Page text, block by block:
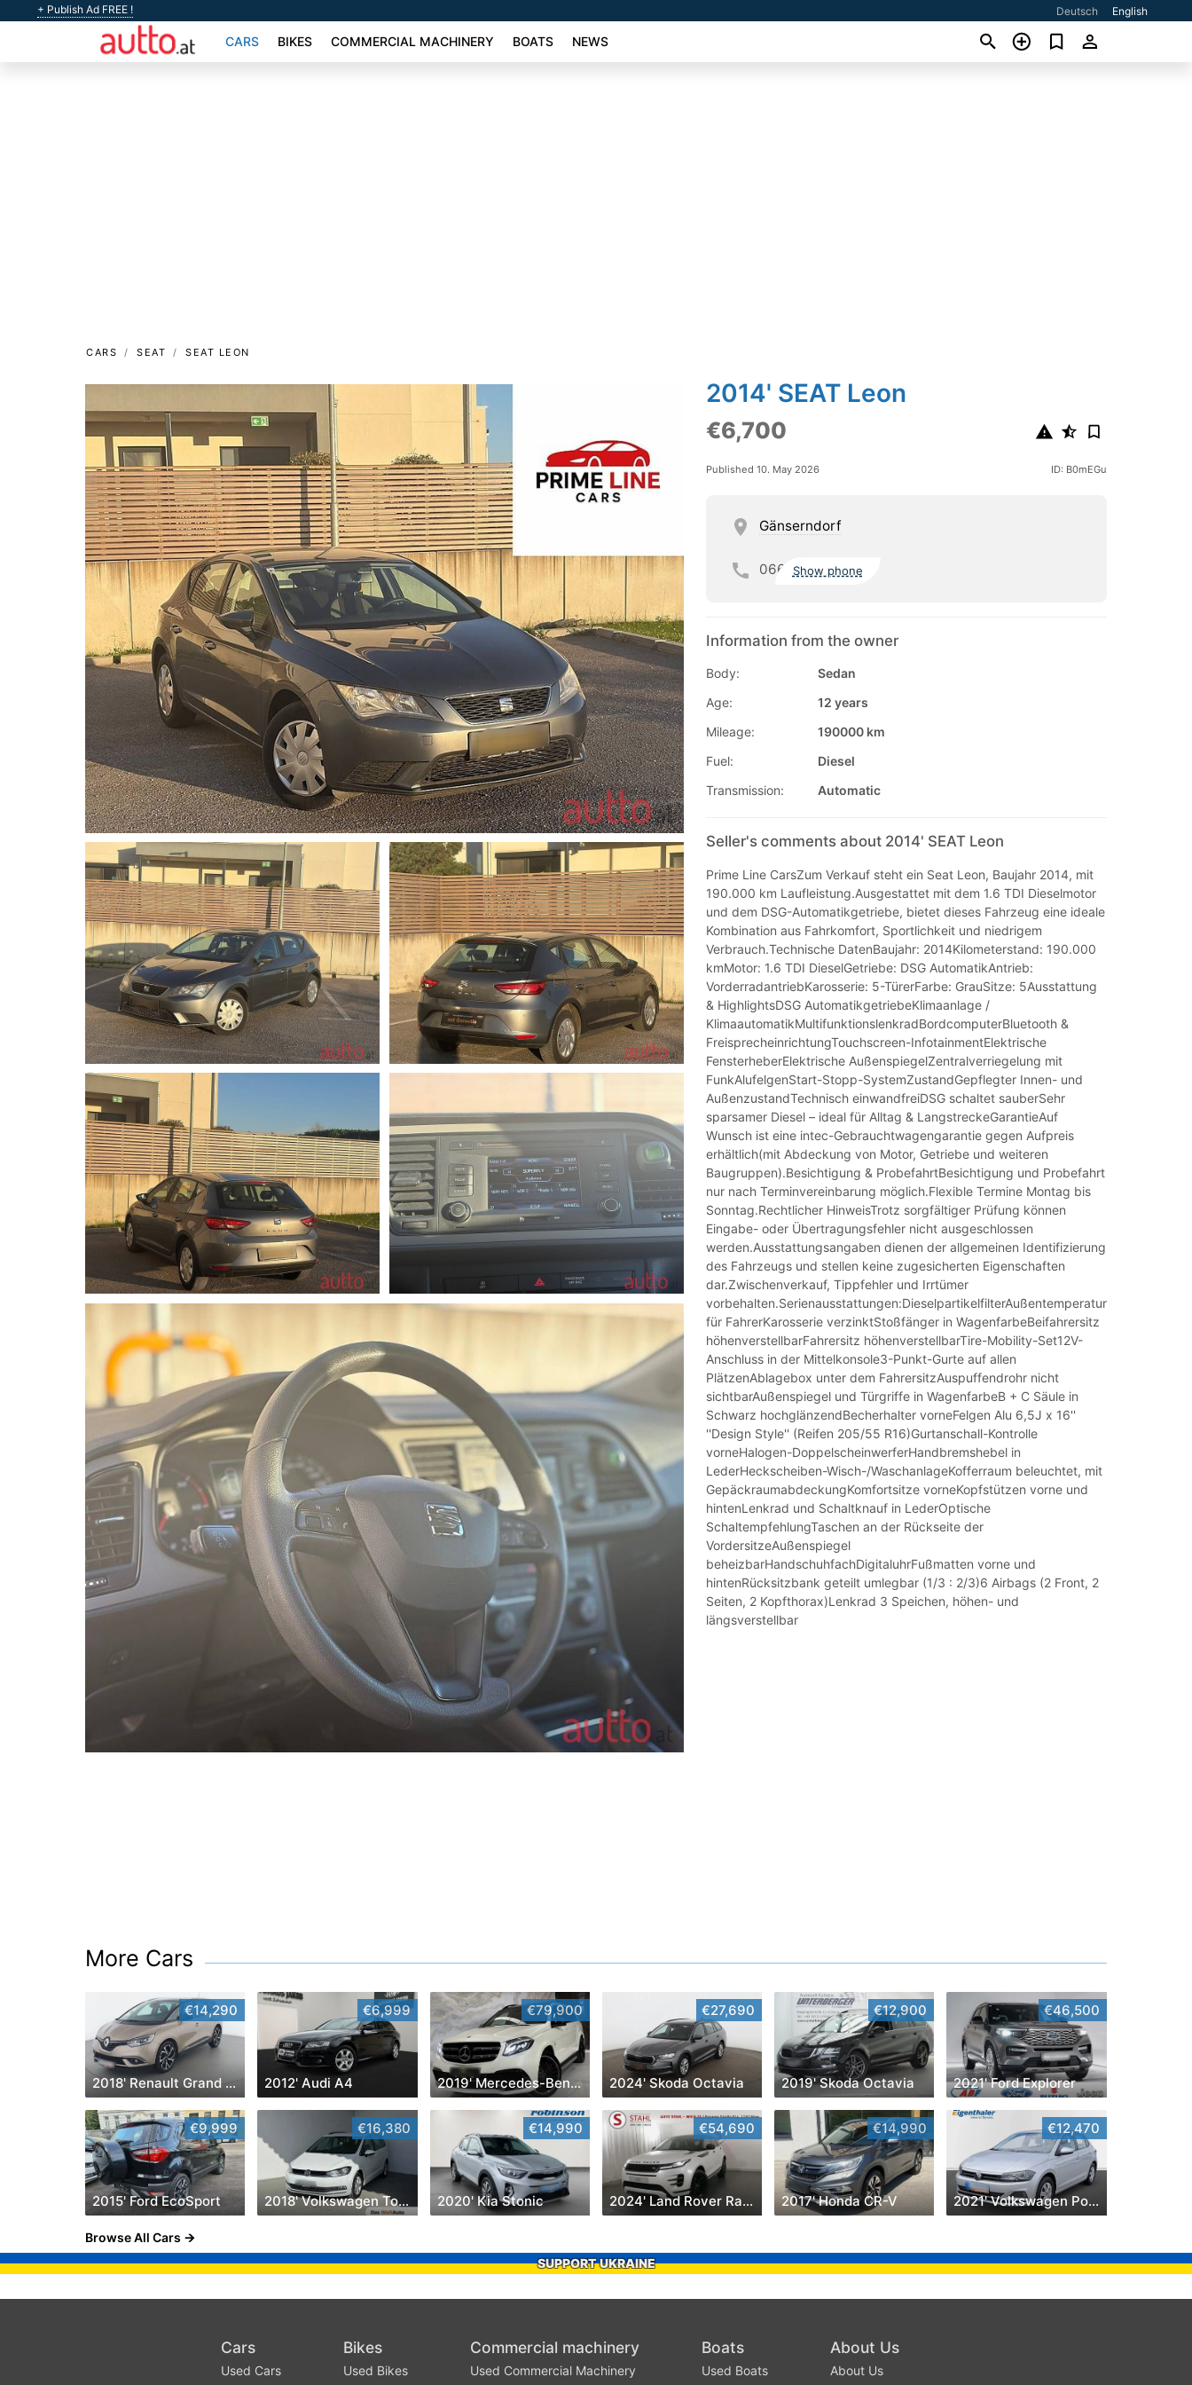
+ Publish Ad FREE ! Deutsch English
CARS BIKES COMMERCIAL MACHINERY BOATS NEWS
CARS SEAT SEAT LEON
2014' SEAT Leon
€6,700
Published 10. May 2026 ID: B0mEGu
Gänserndorf
066 Show phone
Information from the owner
Body:
Sedan
Age:
12 years
Mileage:
190000 km
Fuel:
Diesel
Transmission:
Automatic
Seller's comments about 2014' SEAT Leon
Prime Line CarsZum Verkauf steht ein Seat Leon, Baujahr 2014, mit
190.000 km Laufleistung.Ausgestattet mit dem 1.6 TDI Dieselmotor
und dem DSG-Automatikgetriebe, bietet dieses Fahrzeug eine ideale
Kombination aus Fahrkomfort, Sportlichkeit und niedrigem
Verbrauch.Technische DatenBaujahr: 2014Kilometerstand: 190.000
kmMotor: 1.6 TDI DieselGetriebe: DSG AutomatikAntrieb:
VorderradantriebKarosserie: 5-TürerFarbe: GrauSitze: 5Ausstattung
& HighlightsDSG AutomatikgetriebeKlimaanlage /
KlimaautomatikMultifunktionslenkradBordcomputerBluetooth &
FreisprecheinrichtungTouchscreen-InfotainmentElektrische
FensterheberElektrische AußenspiegelZentralverriegelung mit
FunkAlufelgenStart-Stopp-SystemZustandGepflegter Innen- und
AußenzustandTechnisch einwandfreiDSG schaltet sauberSehr
sparsamer Diesel – ideal für Alltag & LangstreckeGarantieAuf
Wunsch ist eine intec-Gebrauchtwagengarantie gegen Aufpreis
erhältlich(mit Abdeckung von Motor, Getriebe und weiteren
Baugruppen).Besichtigung & ProbefahrtBesichtigung und Probefahrt
nur nach Terminvereinbarung möglich.Flexible Termine Montag bis
Sonntag.Rechtlicher HinweisTrotz sorgfältiger Prüfung können
Eingabe- oder Übertragungsfehler nicht ausgeschlossen
werden.Ausstattungsangaben dienen der allgemeinen Identifizierung
des Fahrzeugs und stellen keine zugesicherten Eigenschaften
dar.Zwischenverkauf, Tippfehler und Irrtümer
für FahrerKarosserie verzinktStoßfänger in WagenfarbeBeifahrersitz
höhenverstellbarFahrersitz höhenverstellbarTire-Mobility-Set12V-
Anschluss in der Mittelkonsole3-Punkt-Gurte auf allen
PlätzenAblagebox unter dem FahrersitzAuspuffendrohr nicht
sichtbarAußenspiegel und Türgriffe in WagenfarbeB + C Säule in
Schwarz hochglänzendBecherhalter vorneFelgen Alu 6,5J x 16''
''Design Style'' (Reifen 205/55 R16)Gurtanschall-Kontrolle
vorneHalogen-DoppelscheinwerferHandbremshebel in
LederHeckscheiben-Wisch-/WaschanlageKofferraum beleuchtet, mit
GepäckraumabdeckungKomfortsitze vorneKopfstützen vorne und
hintenLenkrad und Schaltknauf in LederOptische
SchaltempfehlungTaschen an der Rückseite der
VordersitzeAußenspiegel
beheizbarHandschuhfachDigitaluhrFußmatten vorne und
hintenRücksitzbank geteilt umlegbar (1/3 : 2/3)6 Airbags (2 Front, 2
Seiten, 2 Kopfthorax)Lenkrad 3 Speichen, höhen- und
längsverstellbar
More Cars
€14,290
2018' Renault Grand Scenic
€6,999
2012' Audi A4
€79,900
2019' Mercedes-Benz Gls-Klasse
€27,690
2024' Skoda Octavia
€12,900
2019' Skoda Octavia
€46,500
2021' Ford Explorer
€9,999
2015' Ford EcoSport
€16,380
2018' Volkswagen Touran
€14,990
2020' Kia Stonic
€54,690
2024' Land Rover Range Rover Evoque
€14,990
2017' Honda CR-V
€12,470
2021' Volkswagen Polo
Browse All Cars
SUPPORT UKRAINE
Cars
Used Cars
Bikes
Used Bikes
Commercial machinery
Used Commercial Machinery
Boats
Used Boats
About Us
About Us